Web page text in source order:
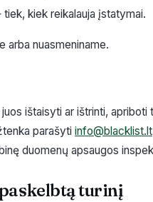
kiek reikalauja įstatymai.
arba nuasmeniname.
ištaisyti ar ištrinti,
parašyti info@blacklist.lt
duomenų apsaugos
turinį